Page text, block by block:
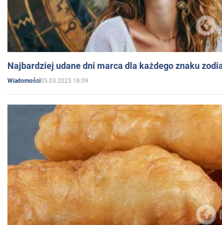
Najbardziej udane dni marca dla każdego znaku
Wiadomości05.03.2025 18:09